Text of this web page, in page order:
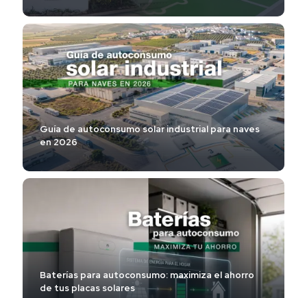
Guía de autoconsumo solar industrial para naves
en 2026
Baterías para autoconsumo: maximiza el ahorro
de tus placas solares